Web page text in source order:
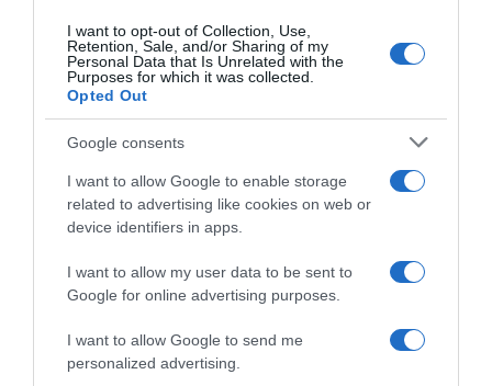
I want to opt-out of Collection, Use,
Retention, Sale, and/or Sharing of my
Personal Data that Is Unrelated with the
Purposes for which it was collected.
Opted Out
Google consents
I want to allow Google to enable storage
related to advertising like cookies on web or
device identifiers in apps.
I want to allow my user data to be sent to
Google for online advertising purposes.
I want to allow Google to send me
personalized advertising.
Túlzott félelem a közös jövőtől – hogyan kerüld el egy új
párkapcsolatban?